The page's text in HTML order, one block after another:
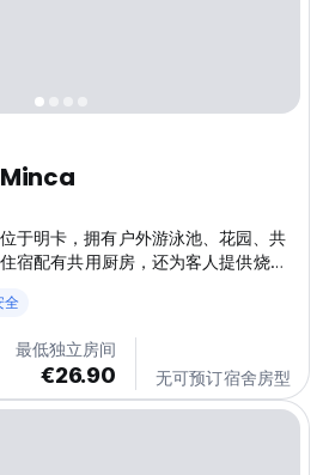
明卡，拥有户外游泳池、花园、共
宿配有共用厨房，还为客人提供烧烤
全
最低独立房间
€26.90 无可预订宿舍房型